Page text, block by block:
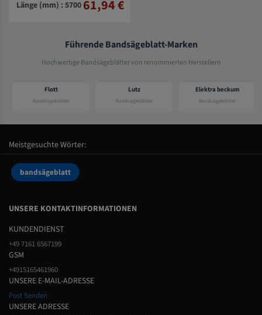
Länge (mm) : 5700 61,94 €
Führende Bandsägeblatt-Marken
Hochwertige Bandsägeblätter von renommierten Herstellern
Flott
Bandsägeblätter
Lutz
Bandsägeblätter
Elektra beckum
Bandsägeblätter
Meistgesuchte Wörter:
bandsägeblatt
UNSERE KONTAKTINFORMATIONEN
KUNDENDIENST
+49 7161 6567199
GSM
+4915165461960
UNSERE E-MAIL-ADRESSE
Post Senden
UNSERE ADRESSE